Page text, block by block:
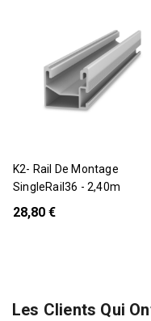
K2- Rail De Montage
SingleRail36 - 2,40m
28,80 €
Les Clients Qui